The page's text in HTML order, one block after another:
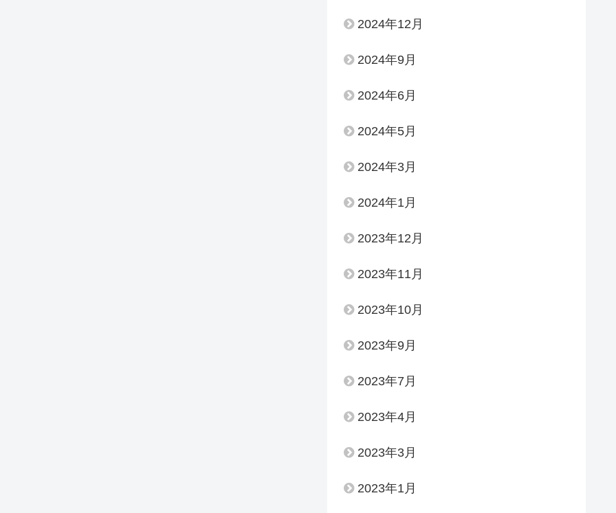
2024年12月
2024年9月
2024年6月
2024年5月
2024年3月
2024年1月
2023年12月
2023年11月
2023年10月
2023年9月
2023年7月
2023年4月
2023年3月
2023年1月